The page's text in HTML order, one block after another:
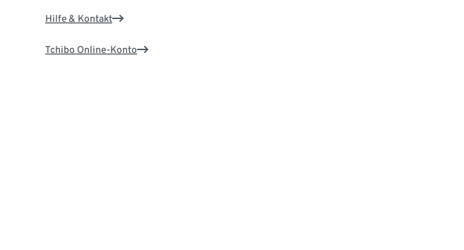
Hilfe & Kontakt
Tchibo Online-Konto